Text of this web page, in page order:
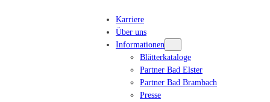
Karriere
Über uns
Informationen
Blätterkataloge
Partner Bad Elster
Partner Bad Brambach
Presse